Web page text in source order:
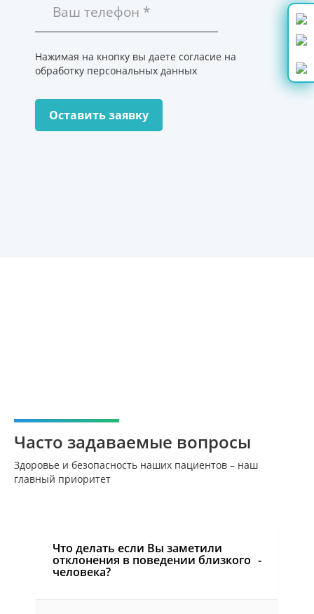
Нажимая на кнопку вы даете согласие на
обработку персональных данных
Часто задаваемые вопросы
Здоровье и безопасность наших пациентов – наш
главный приоритет
Что делать если Вы заметили
отклонения в поведении близкого
человека?